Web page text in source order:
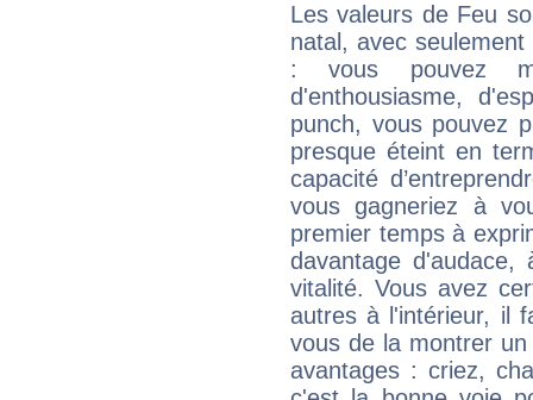
Les valeurs de Feu
natal, avec
: vous pouvez
d'enthousiasme,
punch, vous pouvez
presque éteint en
capacité
vous gagneriez à
premier temps à
davantage
vitalité. Vous avez
autres à l'intérieur, il
vous de la montrer
avantages : criez,